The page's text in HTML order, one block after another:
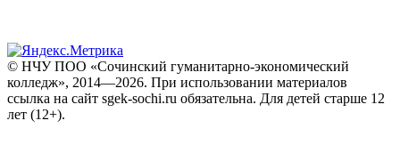
© НЧУ ПОО «Сочинский гуманитарно-экономический
колледж», 2014—2026. При использовании материалов
ссылка на сайт sgek-sochi.ru обязательна. Для детей старше 12
лет (12+).